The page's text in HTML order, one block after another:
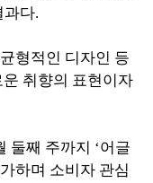
과다.
형적인 디자인 등
운 취향의 표현이자
둘째 주까지 ‘어글
하며 소비자 관심